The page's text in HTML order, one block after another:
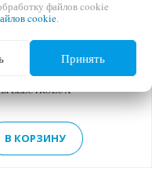
ДЛЯ
В КОРЗИНУ
файлов cookie
cookie.
Принять